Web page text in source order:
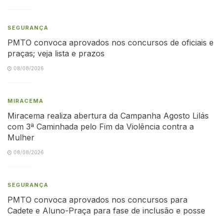
SEGURANÇA
PMTO convoca aprovados nos concursos de oficiais e
praças; veja lista e prazos
08/08/2026
MIRACEMA
Miracema realiza abertura da Campanha Agosto Lilás
com 3ª Caminhada pelo Fim da Violência contra a
Mulher
08/08/2026
SEGURANÇA
PMTO convoca aprovados nos concursos para
Cadete e Aluno-Praça para fase de inclusão e posse